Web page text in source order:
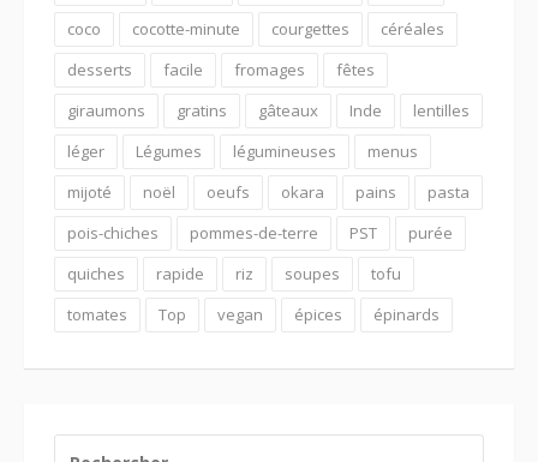
coco
cocotte-minute courgettes
céréales
desserts
facile fromages
fêtes
giraumons
gratins gâteaux Inde
lentilles
léger
Légumes légumineuses
menus
mijoté
noël oeufs okara pains
pasta
pois-chiches
pommes-de-terre PST
purée
quiches
rapide riz soupes
tofu
tomates
Top vegan épices épinards